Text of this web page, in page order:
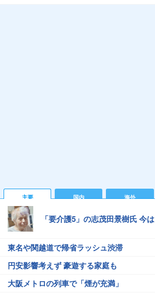
主要 国内 海外
「要介護5」の志茂田景樹氏 今は
東名や関越道で帰省ラッシュ渋滞
円安影響考えず 豪遊する家庭も
大阪メトロの列車で「煙が充満」